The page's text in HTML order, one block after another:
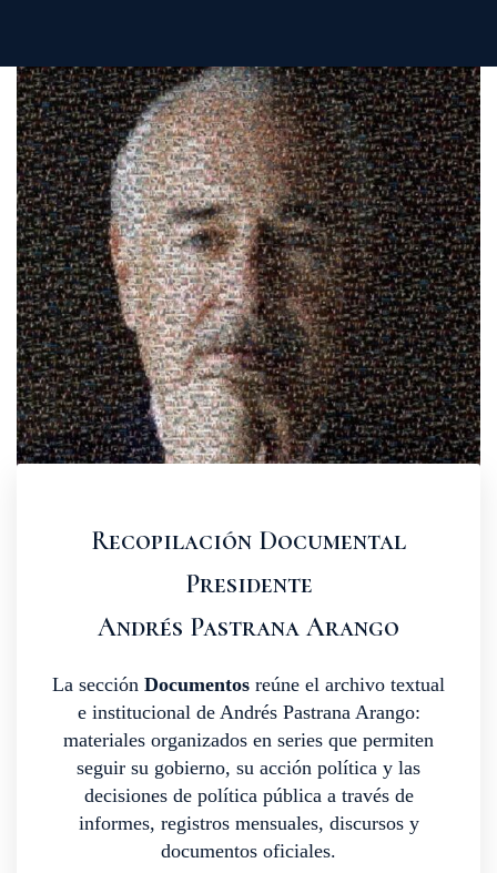
Recopilación Documental
Presidente
Andrés Pastrana Arango
La sección Documentos reúne el archivo textual
e institucional de Andrés Pastrana Arango:
materiales organizados en series que permiten
seguir su gobierno, su acción política y las
decisiones de política pública a través de
informes, registros mensuales, discursos y
documentos oficiales.